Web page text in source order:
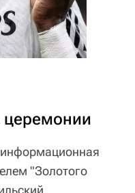
церемонии
"Золотого